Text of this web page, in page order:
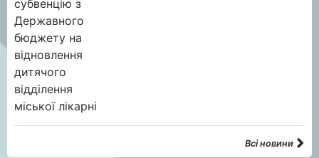
Всі новини